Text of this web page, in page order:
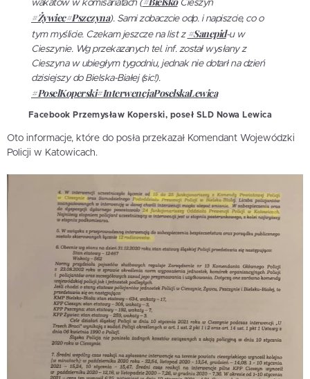
wakatów w komisariatach (
Cieszyn
#Żywiec#Pszczyna). Sami zobaczcie odp. i napiszcie, co o
tym myślicie. Czekam jeszcze na list z #Sanepid-u w
Cieszynie. Wg przekazanych tel. inf. został wysłany z
Cieszyna w ubiegłym tygodniu, jednak nie dotarł na dzień
dzisiejszy do Bielska-Białej (sic!).
#PoselKoperski#InterwencjaPoselskaLewica
Facebook Przemysław Koperski, poseł SLD Nowa Lewica
Oto informacje, które do posła przekazał Komendant Wojewódzki
Policji w Katowicach.